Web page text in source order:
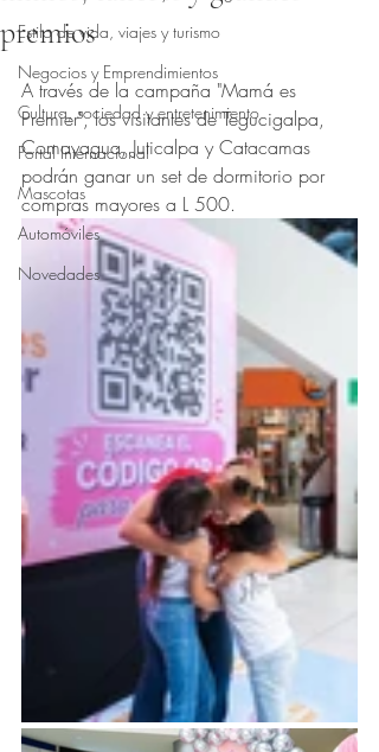
Estilo de vida, viajes y turismo
Negocios y Emprendimientos
Cultura, sociedad y entretenimiento
Portal Internacional
Mascotas
Automóviles
Novedades
premios
Obtuvo NaN de 5 estrellas.
A través de la campaña "Mamá es
Premier", los visitantes de Tegucigalpa,
Comayagua, Juticalpa y Catacamas
podrán ganar un set de dormitorio por
compras mayores a L 500.